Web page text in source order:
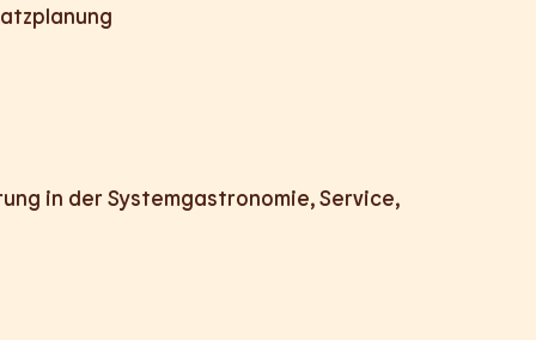
in der Systemgastronomie, Service,